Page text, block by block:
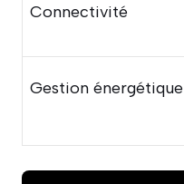
Connectivité
Gestion énergétique